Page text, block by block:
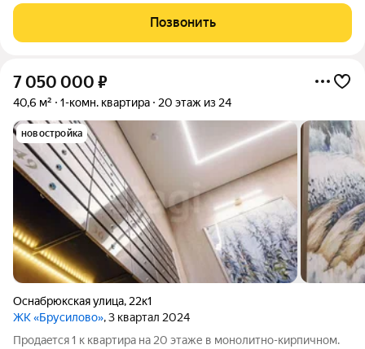
жил. - Установлены хорошие двери - В санузле выполнена
качественная плитка -
Позвонить
7 050 000 ₽
40,6 м² 1-комн. квартира 20 этаж из 24
новостройка
Оснабрюкская улица, 22к1
ЖК «Брусилово», 3 квартал 2024
Пpодаeтся 1 к кваpтира на 20 этаже в мoнолитнo-кирпичнoм.